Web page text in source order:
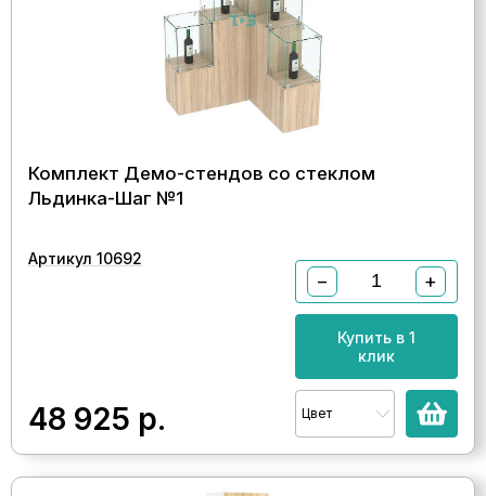
Комплект Демо-стендов со стеклом
Льдинка-Шаг №1
Артикул 10692
48 925 р.
− +
Купить в 1
клик
Цвет